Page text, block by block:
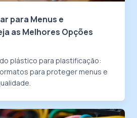
para Menus e
as Melhores Opções
plástico para plastificação:
para proteger menus e